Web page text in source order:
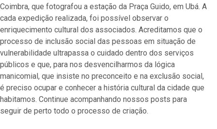
Coimbra, que fotografou a estação da Praça Guido, em Ubá. A
cada expedição realizada, foi possível observar o
enriquecimento cultural dos associados. Acreditamos que o
processo de inclusão social das pessoas em situação de
vulnerabilidade ultrapassa o cuidado dentro dos serviços
públicos e que, para nos desvencilharmos da lógica
manicomial, que insiste no preconceito e na exclusão social,
é preciso ocupar e conhecer a história cultural da cidade que
habitamos. Continue acompanhando nossos posts para
seguir de perto todo o processo de criação.